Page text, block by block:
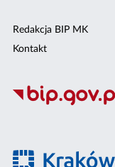
Redakcja BIP MK
Kontakt